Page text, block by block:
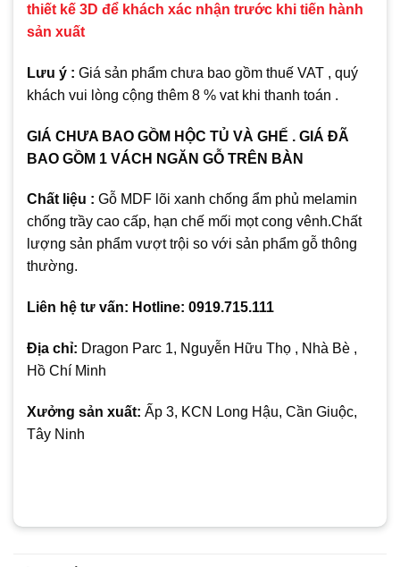
thiết kế 3D để khách xác nhận trước khi tiến hành
sản xuất
Lưu ý : Giá sản phẩm chưa bao gồm thuế VAT , quý
khách vui lòng cộng thêm 8 % vat khi thanh toán .
GIÁ CHƯA BAO GỒM HỘC TỦ VÀ GHẾ . GIÁ ĐÃ
BAO GỒM 1 VÁCH NGĂN GỖ TRÊN BÀN
Chất liệu : Gỗ MDF lõi xanh chống ẩm phủ melamin
chống trầy cao cấp, hạn chế mối mọt cong vênh.Chất
lượng sản phẩm vượt trội so với sản phẩm gỗ thông
thường.
Liên hệ tư vấn: Hotline: 0919.715.111
Địa chỉ: Dragon Parc 1, Nguyễn Hữu Thọ , Nhà Bè ,
Hồ Chí Minh
Xưởng sản xuất: Ấp 3, KCN Long Hậu, Cần Giuộc,
Tây Ninh